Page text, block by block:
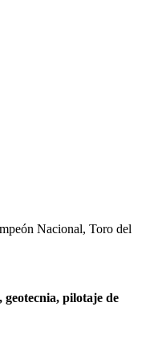
Nacional, Toro del
geotecnia, pilotaje de